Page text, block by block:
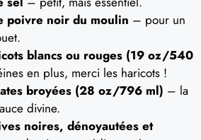
poivre noir du moulin – pour un
blancs ou rouges (19 oz/540
en plus, merci les haricots !
broyées (28 oz/796 ml) – la
divine.
noires, dénoyautées et